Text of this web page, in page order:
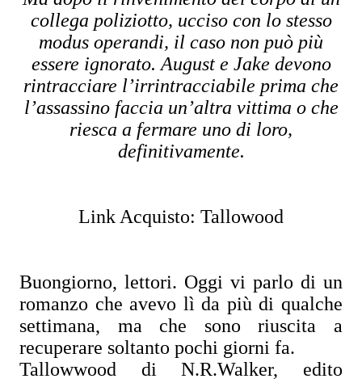
collega poliziotto, ucciso con lo stesso
modus operandi, il caso non può più
essere ignorato. August e Jake devono
rintracciare l’irrintracciabile prima che
l’assassino faccia un’altra vittima o che
riesca a fermare uno di loro,
definitivamente.
Link Acquisto: Tallowood
Buongiorno, lettori. Oggi vi parlo di un
romanzo che avevo lì da più di qualche
settimana, ma che sono riuscita a
recuperare soltanto pochi giorni fa.
Tallowwood di N.R.Walker, edito